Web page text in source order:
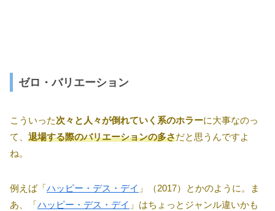
ゼロ・バリエーション
こういった次々と人々が倒れていく系のホラーに大事なのっ
て、 退場する際のバリエーションの多さだと思うんですよ
ね。
例えば「ハッピー・デス・デイ 」（2017）とかのように。ま
あ、「ハッピー・デス・デイ 」はちょっとジャンル違いかも